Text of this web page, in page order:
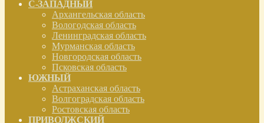
С-ЗАПАДНЫЙ
Архангельская область
Вологодская область
Ленинградская область
Мурманская область
Новгородская область
Псковская область
ЮЖНЫЙ
Астраханская область
Волгоградская область
Ростовская область
ПРИВОЛЖСКИЙ